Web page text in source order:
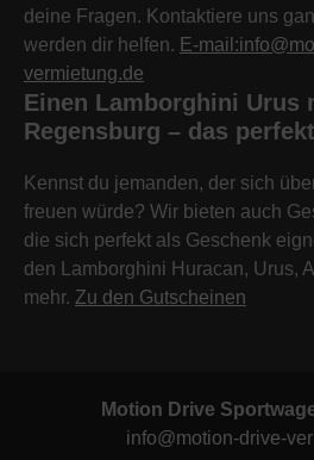
deine Fragen. Kontaktiere uns
werden dir helfen. E-
vermietung.de
Einen Lamborghini Urus
Regensburg – das
Kennst du jemanden, der sich
freuen würde? Wir bieten auch
die sich perfekt als Geschenk
den Lamborghini Huracan, Urus,
mehr. Zu den Gutscheinen
Motion Drive
info@motion-drive-